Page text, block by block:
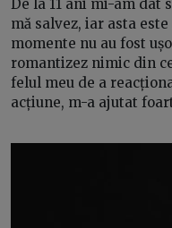
De la 11 ani mi-am dat
mă salvez, iar asta
momente nu au fost
romantizez nimic din
felul meu de a
acțiune, m-a ajutat